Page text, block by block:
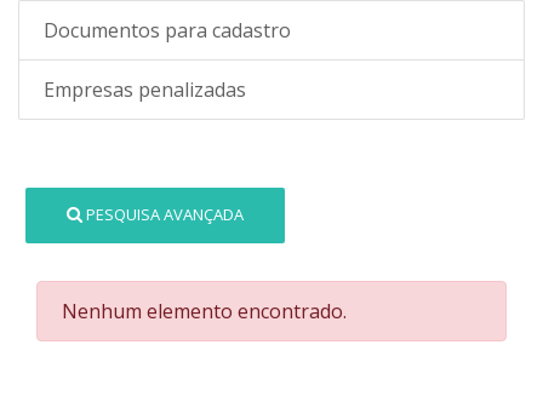
Documentos para cadastro
Empresas penalizadas
PESQUISA AVANÇADA
Nenhum elemento encontrado.